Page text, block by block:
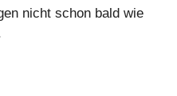
nicht schon bald wie